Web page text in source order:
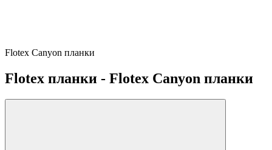
Flotex Canyon планки
Flotex планки - Flotex Canyon планки